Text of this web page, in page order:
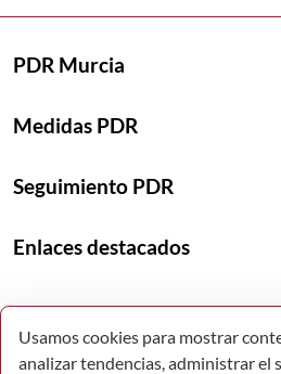
PDR Murcia
Medidas PDR
Seguimiento PDR
Enlaces destacados
Usamos cookies para mostrar
analizar tendencias, administrar el